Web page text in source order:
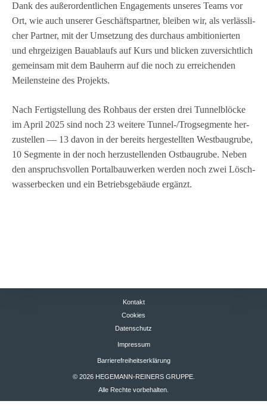
Dank des außer­or­dent­li­chen Enga­ge­ments unse­res Teams vor
Ort, wie auch unse­rer Geschäfts­part­ner, blei­ben wir, als ver­läss­li­
cher Part­ner, mit der Umset­zung des durch­aus ambi­tio­nier­ten
und ehr­gei­zi­gen Bau­ab­laufs auf Kurs und bli­cken zuver­sicht­lich
gemein­sam mit dem Bau­herrn auf die noch zu errei­chen­den
Mei­len­steine des Projekts.
Nach Fer­tig­stel­lung des Roh­baus der ers­ten drei Tun­nel­blö­cke
im April 2025 sind noch 23 wei­tere Tun­nel-/Trog­seg­mente her­
zu­stel­len — 13 davon in der bereits her­ge­stell­ten West­bau­grube,
10 Seg­mente in der noch her­zu­stel­len­den Ost­bau­grube. Neben
den anspruchs­vol­len Por­tal­bau­wer­ken wer­den noch zwei Lösch­
was­ser­be­cken und ein Betriebs­ge­bäude ergänzt.
Kontakt
Cookies
Datenschutz
Impressum
Barrierefreiheitserklärung
© 2026 HEGEMANN-REINERS GRUPPE.
Alle Rechte vorbehalten.